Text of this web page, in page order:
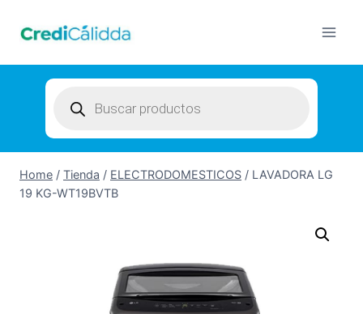
search
Home / Tienda / ELECTRODOMESTICOS / LAVADORA LG
19 KG-WT19BVTB